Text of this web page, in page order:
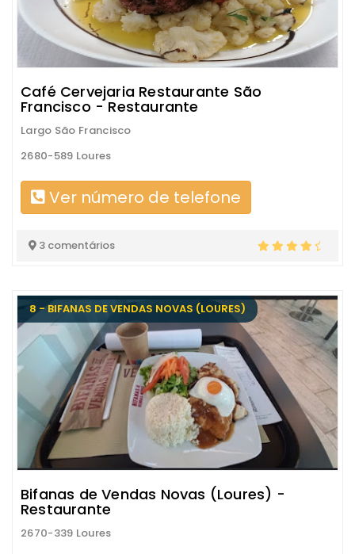
Café Cervejaria Restaurante São
Francisco - Restaurante
Largo São Francisco
2680-589 Loures
Ver número de telefone
3 comentários
8 - BIFANAS DE VENDAS NOVAS (LOURES)
Bifanas de Vendas Novas (Loures) -
Restaurante
2670-339 Loures